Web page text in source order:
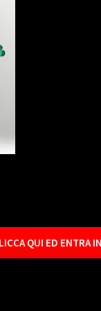
QUI ED ENTRA